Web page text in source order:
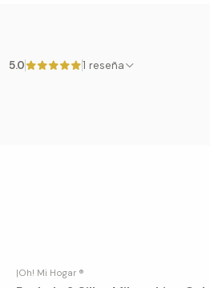
5.0 1 reseña
Agotado
|Oh! Mi Hogar ®